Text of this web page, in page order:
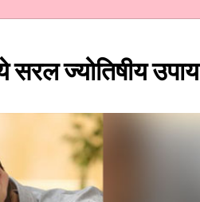
सरल ज्योतिषीय उपाय